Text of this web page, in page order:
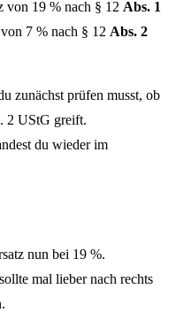
von 19 % nach § 12 Abs. 1
7 % nach § 12 Abs. 2
zunächst prüfen musst, ob
2 UStG greift.
du wieder im
nun bei 19 %.
mal lieber nach rechts